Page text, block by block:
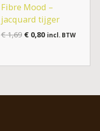
Fibre Mood –
jacquard tijger
€1,69 €0,80 incl. BTW